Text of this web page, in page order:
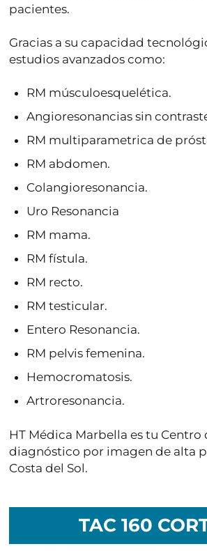
pacientes.
Gracias a su capacidad
estudios avanzados como:
RM músculoesquelética.
Angioresonancias sin
RM multiparametrica de
RM abdomen.
Colangioresonancia.
Uro Resonancia
RM mama.
RM fístula.
RM recto.
RM testicular.
Entero Resonancia.
RM pelvis femenina.
Hemocromatosis.
Artroresonancia.
HT Médica Marbella es tu Centro
diagnóstico por imagen de alta
Costa del Sol.
TAC 160